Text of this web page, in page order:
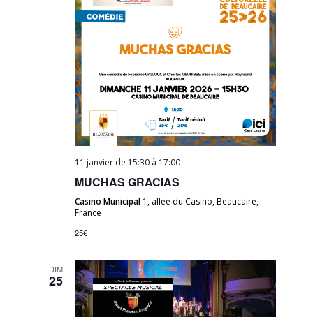
11 janvier de 15:30 à 17:00
MUCHAS GRACIAS
Casino Municipal 1, allée du Casino, Beaucaire,
France
25€
DIM
25